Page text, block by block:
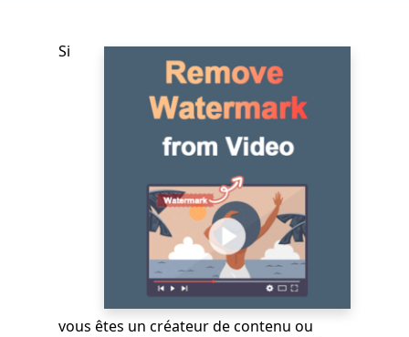
Si
vous êtes un créateur de contenu ou